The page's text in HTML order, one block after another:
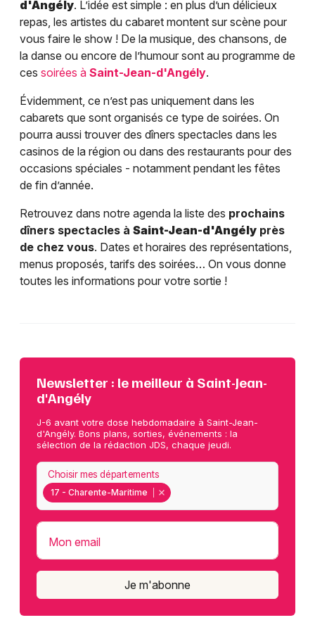
d'Angély. L’idée est simple : en plus d’un délicieux
repas, les artistes du cabaret montent sur scène pour
vous faire le show ! De la musique, des chansons, de
la danse ou encore de l’humour sont au programme de
ces soirées à Saint-Jean-d'Angély.
Évidemment, ce n’est pas uniquement dans les
cabarets que sont organisés ce type de soirées. On
pourra aussi trouver des dîners spectacles dans les
casinos de la région ou dans des restaurants pour des
occasions spéciales - notamment pendant les fêtes
de fin d’année.
Retrouvez dans notre agenda la liste des prochains
dîners spectacles à Saint-Jean-d'Angély près
de chez vous. Dates et horaires des représentations,
menus proposés, tarifs des soirées… On vous donne
toutes les informations pour votre sortie !
Newsletter : le meilleur à Saint-Jean-
d'Angély
J-6 avant votre dose hebdomadaire à Saint-Jean-
d'Angély. Bons plans, sorties, événements : la
sélection de la rédaction JDS, chaque jeudi.
17 - Charente-Maritime
Choisir mes départements
Mon email
Je m'abonne